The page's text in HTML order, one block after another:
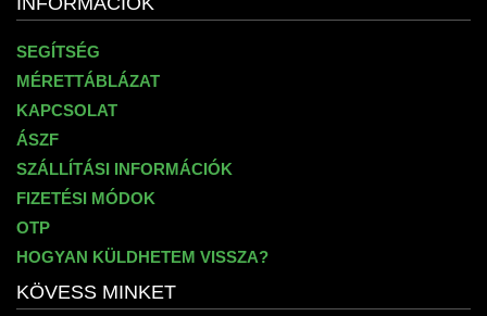
SEGÍTSÉG
MÉRETTÁBLÁZAT
KAPCSOLAT
ÁSZF
SZÁLLÍTÁSI INFORMÁCIÓK
FIZETÉSI MÓDOK
OTP
HOGYAN KÜLDHETEM VISSZA?
KÖVESS MINKET